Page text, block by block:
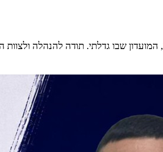
שבו גדלתי. תודה להנהלה